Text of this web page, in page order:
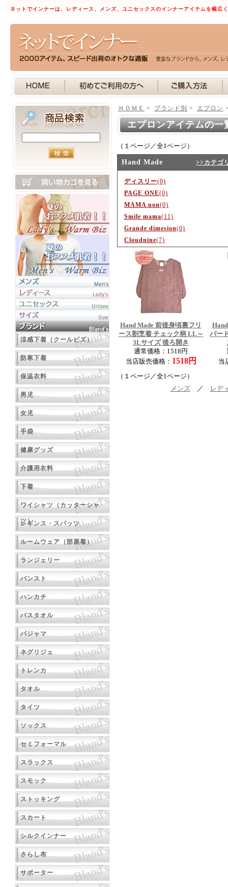
ネットでインナーは、レディース、メンズ、ユニセックスのインナーアイテムを幅広
涼感下着（クールビズ）
防寒下着
保温衣料
男児
女児
手袋
健康グッズ
介護用衣料
下着
ワイシャツ（カッターシャ
ツ）
レギンス・スパッツ
ルームウェア（部屋着）
ランジェリー
パンスト
ハンカチ
バスタオル
パジャマ
ネグリジェ
トレンカ
タオル
タイツ
ソックス
セミフォーマル
スラックス
スモック
ストッキング
スカート
シルクインナー
さらし布
サポーター
ＨＯＭＥ > ブランド別 > エプロン
エプロンアイテムの
（１ページ／全1ページ）
Hand Made >>カテゴ
ディスリー(0)
PAGE ONE(0)
MAMA non(0)
Smile mama(11)
Grande dimesion(0)
Cloudnine(7)
Hand Made 前後身頃裏フリ
ース割烹着 チェック柄 LL～
3Lサイズ 後ろ開き
通常価格：1518円
当店販売価格： 1518円
バー
当
（１ページ／全1ページ）
メンズ ／ レデ